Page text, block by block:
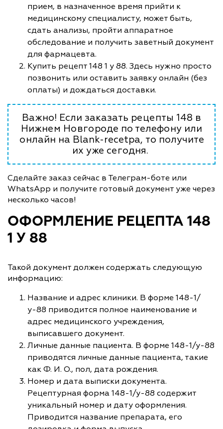
прием, в назначенное время прийти к
медицинскому специалисту, может быть,
сдать анализы, пройти аппаратное
обследование и получить заветный документ
для фармацевта.
Купить рецепт 148 1 у 88. Здесь нужно просто
позвонить или оставить заявку онлайн (без
оплаты) и дождаться доставки.
Важно! Если заказать рецепты 148 в
Нижнем Новгороде по телефону или
онлайн на Blank-recetpa, то получите
их уже сегодня.
Сделайте заказ сейчас в Телеграм-боте или
WhatsApp и получите готовый документ уже через
несколько часов!
ОФОРМЛЕНИЕ РЕЦЕПТА 148
1 У 88
Такой документ должен содержать следующую
информацию:
Название и адрес клиники. В форме 148-1/
у-88 приводится полное наименование и
адрес медицинского учреждения,
выписавшего документ.
Личные данные пациента. В форме 148-1/у-88
приводятся личные данные пациента, такие
как Ф. И. О., пол, дата рождения.
Номер и дата выписки документа.
Рецептурная форма 148-1/у-88 содержит
уникальный номер и дату оформления.
Приводится название препарата, его